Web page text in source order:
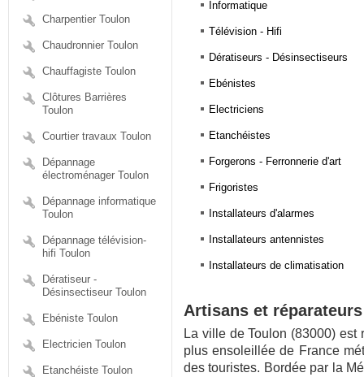
Charpentier Toulon
Chaudronnier Toulon
Chauffagiste Toulon
Clôtures Barrières
Toulon
Courtier travaux Toulon
Dépannage
électroménager Toulon
Dépannage informatique
Toulon
Dépannage télévision-
hifi Toulon
Dératiseur -
Désinsectiseur Toulon
Ebéniste Toulon
Electricien Toulon
Etanchéiste Toulon
Informatique
Télévision - Hifi
Dératiseurs - Désinsectiseurs
Ebénistes
Electriciens
Etanchéistes
Forgerons - Ferronnerie d'art
Frigoristes
Installateurs d'alarmes
Installateurs antennistes
Installateurs de climatisation
Artisans et
La ville de Toulon (83000)
plus ensoleillée de France
des touristes. Bordée par la